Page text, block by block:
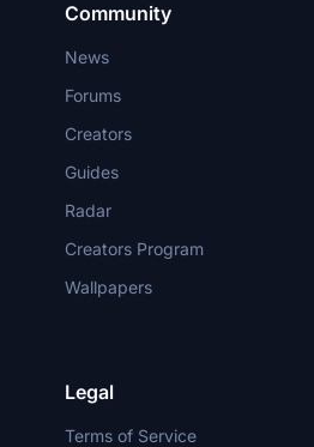
Community
News
Forums
Creators
Guides
Radar
Creators Program
Wallpapers
Legal
Terms of Service